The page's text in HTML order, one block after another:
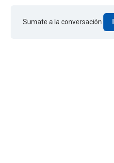
Sumate a la conversación.